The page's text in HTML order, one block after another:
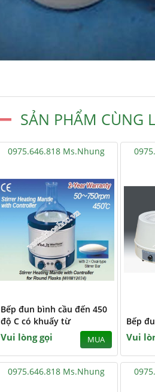
SẢN PHẨM CÙNG
0975.646.818 Ms.Nhung
Bếp đun bình cầu đến 450
độ C có khuấy từ
Vui lòng gọi MUA
Bếp
Vui
0975.646.818 Ms.Nhung